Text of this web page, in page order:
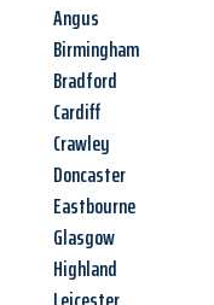
Angus
Birmingham
Bradford
Cardiff
Crawley
Doncaster
Eastbourne
Glasgow
Highland